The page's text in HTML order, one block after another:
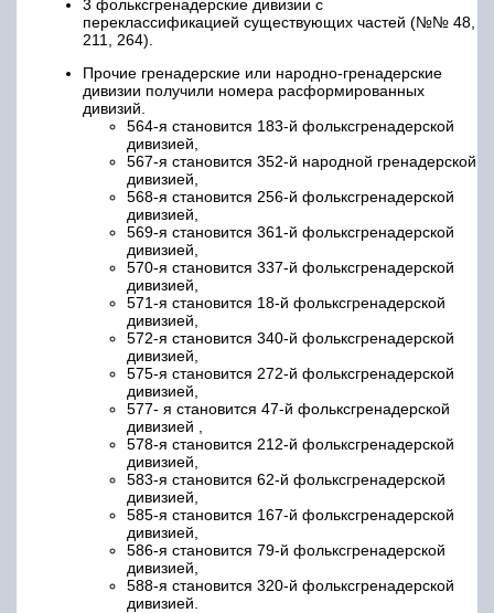
3 фольксгренадерские дивизии с
переклассификацией существующих частей (№№ 48,
211, 264).
Прочие гренадерские или народно-гренадерские
дивизии получили номера расформированных
дивизий.
564-я становится 183-й фольксгренадерской
дивизией,
567-я становится 352-й народной гренадерской
дивизией,
568-я становится 256-й фольксгренадерской
дивизией,
569-я становится 361-й фольксгренадерской
дивизией,
570-я становится 337-й фольксгренадерской
дивизией,
571-я становится 18-й фольксгренадерской
дивизией,
572-я становится 340-й фольксгренадерской
дивизией,
575-я становится 272-й фольксгренадерской
дивизией,
577- я становится 47-й фольксгренадерской
дивизией
578-я становится 212-й фольксгренадерской
дивизией,
583-я становится 62-й фольксгренадерской
дивизией,
585-я становится 167-й фольксгренадерской
дивизией,
586-я становится 79-й фольксгренадерской
дивизией,
588-я становится 320-й фольксгренадерской
дивизией.